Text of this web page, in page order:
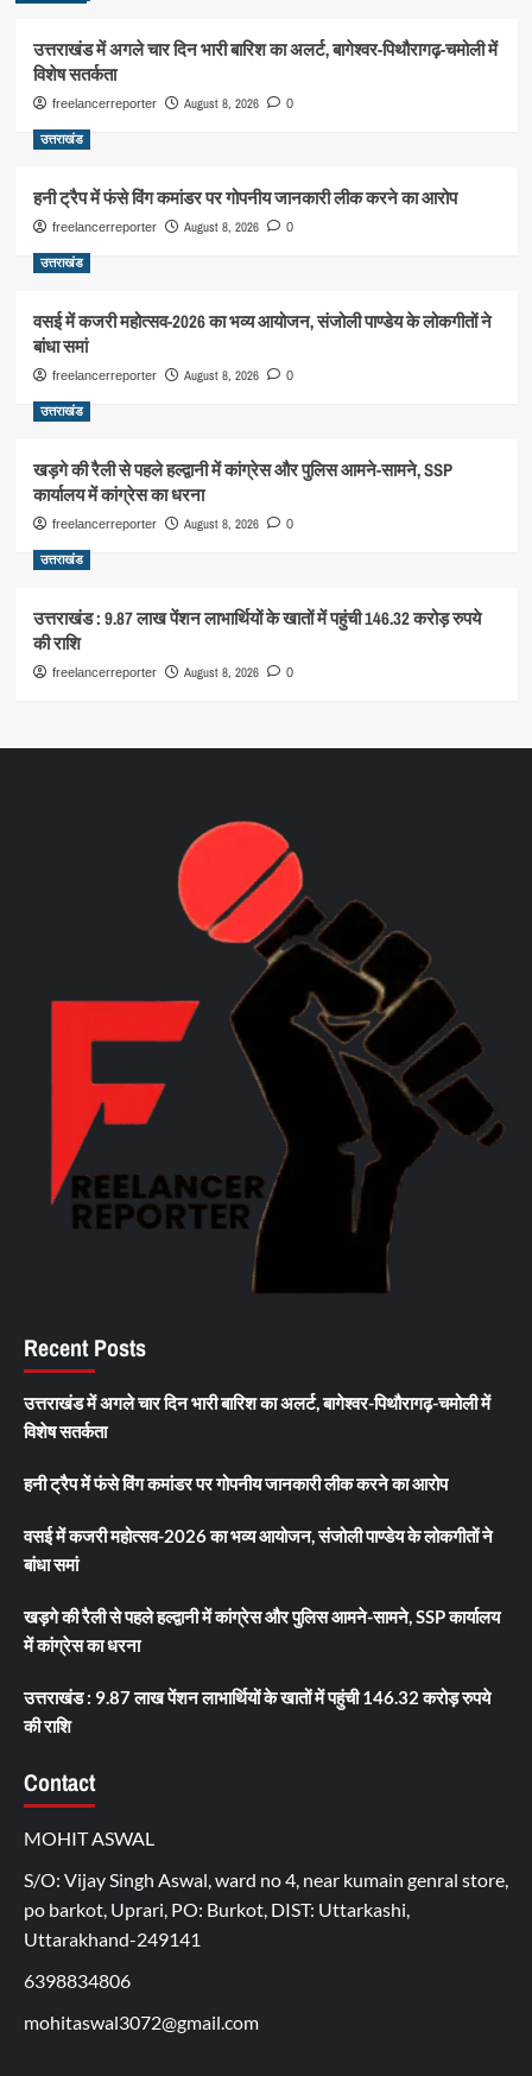
उत्तराखंड में अगले चार दिन भारी बारिश का अलर्ट, बागेश्वर-पिथौरागढ़-चमोली में
विशेष सतर्कता
freelancerreporter August 8, 2026 0
उत्तराखंड
हनी ट्रैप में फंसे विंग कमांडर पर गोपनीय जानकारी लीक करने का आरोप
freelancerreporter August 8, 2026 0
उत्तराखंड
वसई में कजरी महोत्सव-2026 का भव्य आयोजन, संजोली पाण्डेय के लोकगीतों ने
बांधा समां
freelancerreporter August 8, 2026 0
उत्तराखंड
खड़गे की रैली से पहले हल्द्वानी में कांग्रेस और पुलिस आमने-सामने, SSP
कार्यालय में कांग्रेस का धरना
freelancerreporter August 8, 2026 0
उत्तराखंड
उत्तराखंड : 9.87 लाख पेंशन लाभार्थियों के खातों में पहुंची 146.32 करोड़ रुपये
की राशि
freelancerreporter August 8, 2026 0
Recent Posts
उत्तराखंड में अगले चार दिन भारी बारिश का अलर्ट, बागेश्वर-पिथौरागढ़-चमोली में
विशेष सतर्कता
हनी ट्रैप में फंसे विंग कमांडर पर गोपनीय जानकारी लीक करने का आरोप
वसई में कजरी महोत्सव-2026 का भव्य आयोजन, संजोली पाण्डेय के लोकगीतों ने
बांधा समां
खड़गे की रैली से पहले हल्द्वानी में कांग्रेस और पुलिस आमने-सामने, SSP कार्यालय
में कांग्रेस का धरना
उत्तराखंड : 9.87 लाख पेंशन लाभार्थियों के खातों में पहुंची 146.32 करोड़ रुपये
की राशि
Contact
MOHIT ASWAL
S/O: Vijay Singh Aswal, ward no 4, near kumain genral store,
po barkot, Uprari, PO: Burkot, DIST: Uttarkashi,
Uttarakhand-249141
6398834806
mohitaswal3072@gmail.com